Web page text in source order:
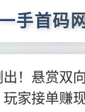
手首码
！悬赏双
家接单赚